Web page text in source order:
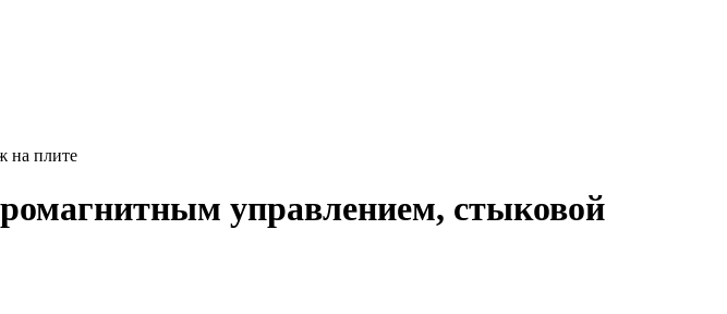
на плите
управлением, стыковой